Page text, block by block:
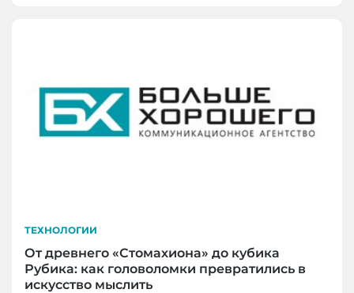
ТЕХНОЛОГИИ
От древнего «Стомахиона» до кубика
Рубика: как головоломки превратились в
искусство мыслить